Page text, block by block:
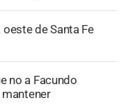
oeste de Santa Fe
no a Facundo